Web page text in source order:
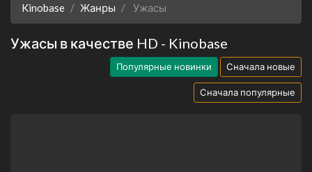
Kinobase Жанры Ужасы
Ужасы в качестве HD - Kinobase
Популярные новинки Сначала новые
Сначала популярные